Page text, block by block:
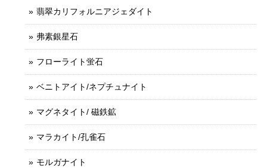
翡翠カリフォルニアジェダイト
弗素銀星石
フローライト蛍石
ベニトアイト/ネプチュナイト
マグネタイト/ 磁鉄鉱
マラカイト/孔雀石
モルガナイト